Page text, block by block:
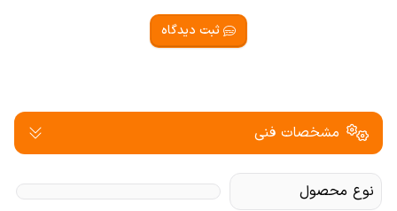
ثبت دیدگاه
مشخصات فنی
نوع محصول